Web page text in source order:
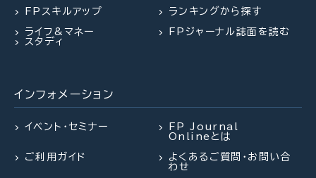
右する、道路、ライフライン、法令制
「知らなかった」じゃ済まされない
飛行機搭乗時の新ルール
FPトレンドウォッチ 2026.07.27
夏休み中の子どものランチ、負担を
【資産形成】資産運用、正しくできて
いますか？（平井美穂氏）
ルが大幅変更
FPトレンドウォッチ
熱中症や水辺の事故……夏のアク
シデントに民間保険は使えるの
か？
FPスキルアップ
ライフ&マネー
スタディ
ランキングから探す
FPジャーナル誌面を読む
インフォメーション
イベント・セミナー
FP Journal
Onlineとは
ご利用ガイド
よくあるご質問・お問い合
わせ